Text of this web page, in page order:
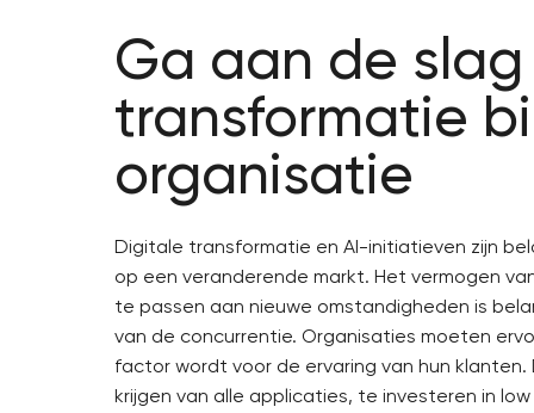
Ga aan de
transformatie
organisatie
Digitale transformatie en AI-initiatieven zijn
op een veranderende markt. Het vermogen
te passen aan nieuwe omstandigheden is
van de concurrentie. Organisaties moeten
factor wordt voor de ervaring van hun
krijgen van alle applicaties, te investeren in